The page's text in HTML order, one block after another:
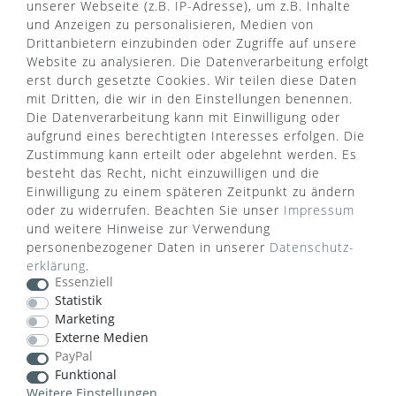
WUSSTEN SIE SCHON?
Das Käufersiegel des Händlerbunds garantiert Ihnen
100%.-ige Zahlungssicherheit, größtmöglichen
Datenschutz und Geld-zurück-Garantie bei Nicht-
oder Falschlieferung.
unserer Webseite (z.B. IP-Adresse), um z.B. Inhalte
und Anzeigen zu personalisieren, Medien von
Drittanbietern einzubinden oder Zugriffe auf unsere
Website zu analysieren. Die Datenverarbeitung erfolgt
erst durch gesetzte Cookies. Wir teilen diese Daten
mit Dritten, die wir in den Einstellungen benennen.
Die Datenverarbeitung kann mit Einwilligung oder
aufgrund eines berechtigten Interesses erfolgen. Die
Zustimmung kann erteilt oder abgelehnt werden. Es
besteht das Recht, nicht einzuwilligen und die
Einwilligung zu einem späteren Zeitpunkt zu ändern
oder zu widerrufen. Beachten Sie unser Impressum
und weitere Hinweise zur Verwendung
personenbezogener Daten in unserer Daten­schutz­
erklärung.
Essenziell
Statistik
Marketing
Externe Medien
PayPal
Funktional